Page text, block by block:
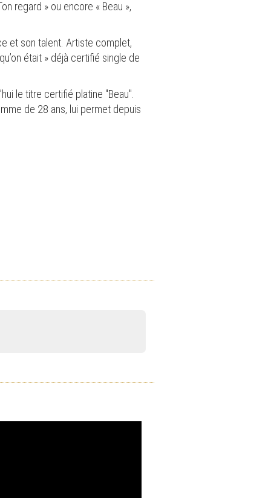
regard » ou encore « Beau »,
et son talent. Artiste complet,
était » déjà certifié single de
le titre certifié platine "Beau".
de 28 ans, lui permet depuis